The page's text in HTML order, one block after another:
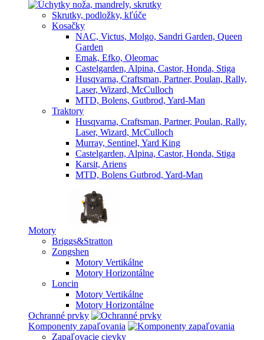
Skrutky, podložky, kľúče
Kosačky
NAC, Victus, Molgo, Sandri Garden, Queen
Garden
Emak, Efko, Oleomac
Castelgarden, Alpina, Castor, Honda, Stiga
Husqvarna, Craftsman, Partner, Poulan, Rally,
Laser, Wizard, McCulloch
MTD, Bolens, Gutbrod, Yard-Man
Traktory
Husqvarna, Craftsman, Partner, Poulan, Rally,
Laser, Wizard, McCulloch
Murray, Sentinel, Yard King
Castelgarden, Alpina, Castor, Honda, Stiga
Karsit, Ariens
MTD, Bolens Gutbrod, Yard-Man
Motory
Briggs&Stratton
Zongshen
Motory Vertikálne
Motory Horizontálne
Loncin
Motory Vertikálne
Motory Horizontálne
Ochranné prvky
Komponenty zapaľovania
Zapaľovacie cievky